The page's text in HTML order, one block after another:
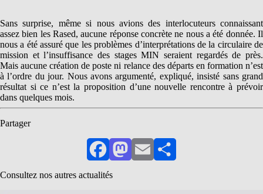
Sans surprise, même si nous avions des interlocuteurs connaissant
assez bien les Rased, aucune réponse concrète ne nous a été donnée. Il
nous a été assuré que les problèmes d’interprétations de la circulaire de
mission et l’insuffisance des stages MIN seraient regardés de près.
Mais aucune création de poste ni relance des départs en formation n’est
à l’ordre du jour. Nous avons argumenté, expliqué, insisté sans grand
résultat si ce n’est la proposition d’une nouvelle rencontre à prévoir
dans quelques mois.
Partager
FacebookMastodon
EmailPartager
Consultez nos autres actualités